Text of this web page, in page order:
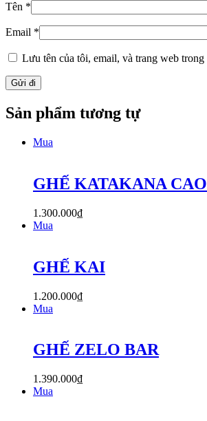
Tên *
Email *
Lưu tên của tôi, email, và trang web
Sản phẩm tương tự
Mua
GHẾ KATAKANA
1.300.000₫
Mua
GHẾ KAI
1.200.000₫
Mua
GHẾ ZELO BAR
1.390.000₫
Mua